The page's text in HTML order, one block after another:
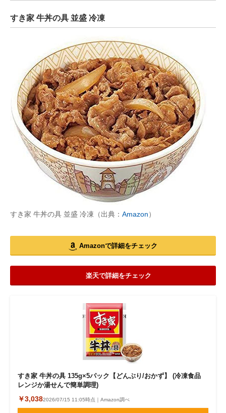
すき家 牛丼の具 並盛 冷凍
すき家 牛丼の具 並盛 冷凍（出典： Amazon）
Amazonで詳細をチェック
楽天で詳細をチェック
すき家 牛丼の具 135g×5パック【どんぶり/おかず】 (冷凍食品
レンジか湯せんで簡単調理)
￥3,0382026/07/15 11:05時点｜Amazon調べ